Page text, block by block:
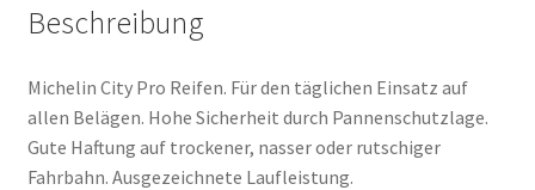
Beschreibung
Michelin City Pro Reifen. Für den täglichen Einsatz auf
allen Belägen. Hohe Sicherheit durch Pannenschutzlage.
Gute Haftung auf trockener, nasser oder rutschiger
Fahrbahn. Ausgezeichnete Laufleistung.